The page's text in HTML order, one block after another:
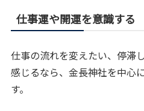
仕事運や開運を意識する
仕事の流れを変えたい、停滞
感じるなら、金長神社を中心
す。